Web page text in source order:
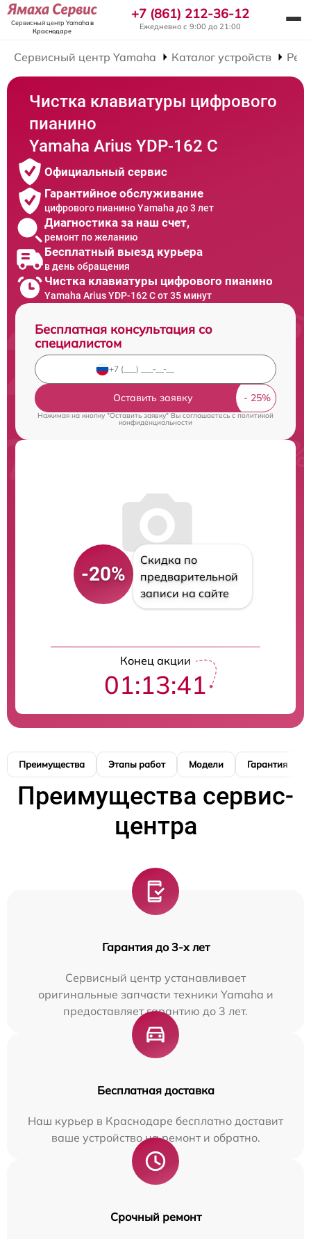
Сервисный центр Yamahaв
Краснодаре
+7 (861) 212-36-12
Ежедневно с 9:00 до 21:00
Сервисный центр Yamaha Каталог устройств
Чистка клавиатуры цифрового
пианино
Yamaha Arius YDP-162 C
Официальный сервис
Гарантийное обслуживание
цифрового пианино Yamaha до 3 лет
Диагностика за наш счет,
ремонт по желанию
Бесплатный выезд курьера
в день обращения
Чистка клавиатуры цифрового пианино
Yamaha Arius YDP-162 C от 35 минут
Бесплатная консультация со
специалистом
Оставить заявку
Нажимая на кнопку "Оставить заявку" Вы соглашаетесь cполитикой
конфиденциальности
-20%
Скидка по
предварительной
записи на сайте
Конец акции
01:13:40
Преимущества Этапы работ Модели Гарантия
Преимущества сервис-
центра
Гарантия до 3-х лет
Сервисный центр устанавливает
оригинальные запчасти техники Yamaha и
предоставляет гарантию до 3 лет.
Бесплатная доставка
Наш курьер в Краснодаре бесплатно доставит
ваше устройство на ремонт и обратно.
Срочный ремонт